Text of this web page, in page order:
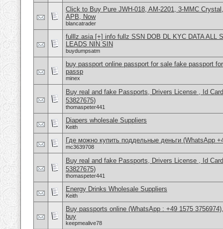
Click to Buy Pure JWH-018, AM-2201, 3-MMC
APB, Now
blancatrader
fulllz.asia [+] info fullz SSN DOB DL KYC DATA ALL
LEADS NIN SIN
buydumpsatm
buy passport online passport for sale fake passport
passp
minex
Buy real and fake Passports, Drivers License , Id
53827675)
thomaspeter441
Diapers wholesale Suppliers
Keith
Где можно купить поддельные деньги (WhatsApp
mc3639708
Buy real and fake Passports, Drivers License , Id
53827675)
thomaspeter441
Energy Drinks Wholesale Suppliers
Keith
Buy passports online (WhatsApp : +49 1575
buy
keepmealive78